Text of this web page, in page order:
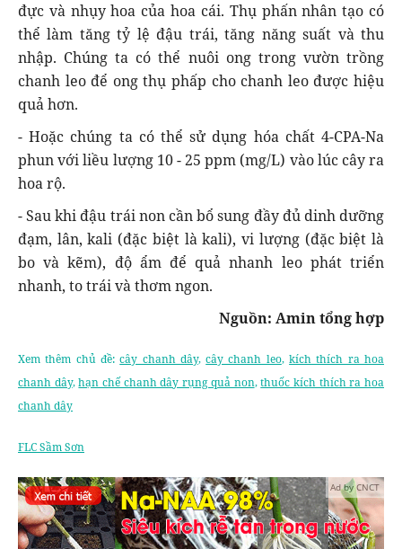
đực và nhụy hoa của hoa cái. Thụ phấn nhân tạo có
thể làm tăng tỷ lệ đậu trái, tăng năng suất và thu
nhập. Chúng ta có thể nuôi ong trong vườn trồng
chanh leo để ong thụ phấp cho chanh leo được hiệu
quả hơn.
- Hoặc chúng ta có thể sử dụng hóa chất 4-CPA-Na
phun với liều lượng 10 - 25 ppm (mg/L) vào lúc cây ra
hoa rộ.
- Sau khi đậu trái non cần bổ sung đầy đủ dinh dưỡng
đạm, lân, kali (đặc biệt là kali), vi lượng (đặc biệt là
bo và kẽm), độ ẩm để quả nhanh leo phát triển
nhanh, to trái và thơm ngon.
Nguồn: Amin tổng hợp
Xem thêm chủ đề:cây chanh dây,cây chanh leo,kích thích ra hoa
chanh dây,hạn chế chanh dây rụng quả non,thuốc kích thích ra hoa
chanh dây
FLC Sầm Sơn
Ad by CNCT